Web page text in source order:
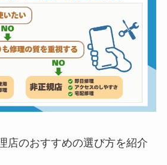
店のおすすめの選び方を紹介